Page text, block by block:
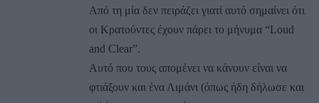
Από τη μία δεν πειράζει γιατί αυτό σημαίνει ότι
οι Κρατούντες έχουν πάρει το μήνυμα “Loud
and Clear”.
Αυτό που τους απομένει να κάνουν είναι να
φτιάξουν και ένα Λιμάνι (όπως ήδη δήλωσε και